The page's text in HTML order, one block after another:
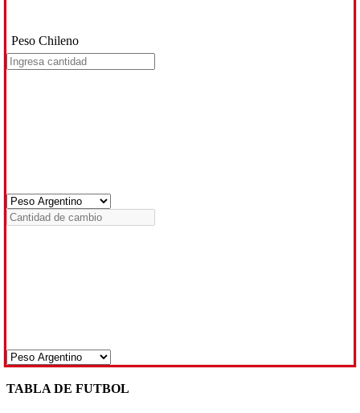
Peso Chileno
TABLA DE FUTBOL